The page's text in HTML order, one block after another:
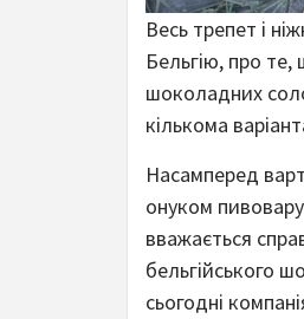
Весь трепет і
Бельгію, про
шоколадних
кількома
Насамперед
онуком
вважається
бельгійського
сьогодні